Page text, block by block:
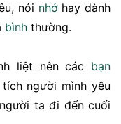
nói nhớhay dành
bình thường.
liệt nên các bạn
người mình yêu
ta đi đến cuối